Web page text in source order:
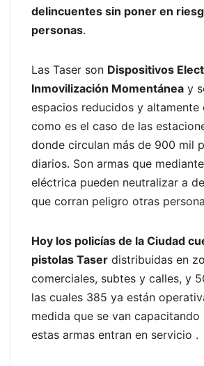
delincuentes sin poner en
personas.
Las Taser son Dispositivos
Inmovilización Momentánea y
espacios reducidos y altamente
como es el caso de las
donde circulan más de 900 mil
diarios. Son armas que
eléctrica pueden neutralizar a
que corran peligro otras
Hoy los policías de la Ciudad
pistolas Taser distribuidas en
comerciales, subtes y calles, y
las cuales 385 ya están
medida que se van capacitando
estas armas entran en servicio .